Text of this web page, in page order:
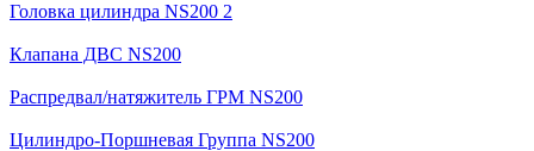
Головка цилиндра NS200 2
Клапана ДВС NS200
Распредвал/натяжитель ГРМ NS200
Цилиндро-Поршневая Группа NS200